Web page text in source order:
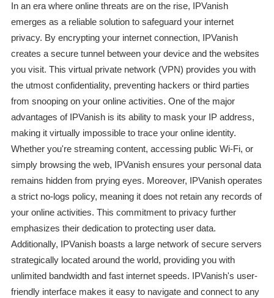
In an era where online threats are on the rise, IPVanish
emerges as a reliable solution to safeguard your internet
privacy. By encrypting your internet connection, IPVanish
creates a secure tunnel between your device and the websites
you visit. This virtual private network (VPN) provides you with
the utmost confidentiality, preventing hackers or third parties
from snooping on your online activities. One of the major
advantages of IPVanish is its ability to mask your IP address,
making it virtually impossible to trace your online identity.
Whether you're streaming content, accessing public Wi-Fi, or
simply browsing the web, IPVanish ensures your personal data
remains hidden from prying eyes. Moreover, IPVanish operates
a strict no-logs policy, meaning it does not retain any records of
your online activities. This commitment to privacy further
emphasizes their dedication to protecting user data.
Additionally, IPVanish boasts a large network of secure servers
strategically located around the world, providing you with
unlimited bandwidth and fast internet speeds. IPVanish's user-
friendly interface makes it easy to navigate and connect to any